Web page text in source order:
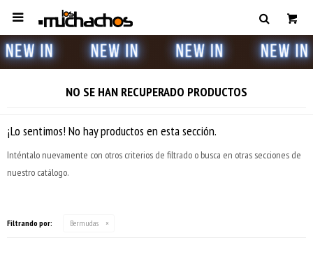

NO SE HAN RECUPERADO PRODUCTOS
¡Lo sentimos! No hay productos en esta sección.
Inténtalo nuevamente con otros criterios de filtrado o busca en otras secciones de
nuestro catálogo.
Filtrando por: Bermudas